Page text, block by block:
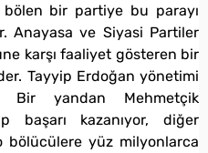
bölen bir partiye bu parayı
Anayasa ve Siyasi Partiler
karşı faaliyet gösteren bir
Tayyip Erdoğan yönetimi
yandan Mehmetçik
başarı kazanıyor, diğer
yüz milyonlarca